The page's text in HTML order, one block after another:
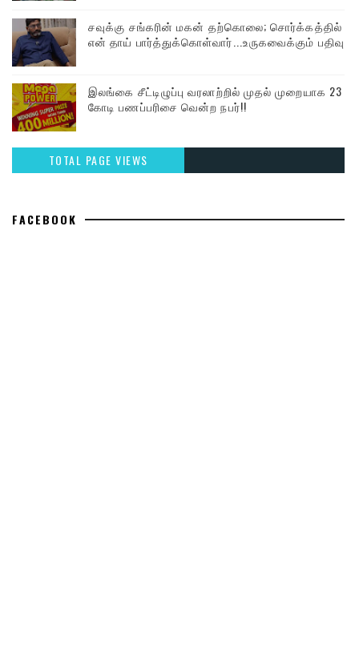
சவுக்கு சங்கரின் மகன் தற்கொலை; சொர்க்கத்தில்
என் தாய் பார்த்துக்கொள்வார்...உருகவைக்கும் பதிவு
இலங்கை சீட்டிழுப்பு வரலாற்றில் முதல் முறையாக 23
கோடி பணப்பரிசை வென்ற நபர்!!
TOTAL PAGE VIEWS
FACEBOOK